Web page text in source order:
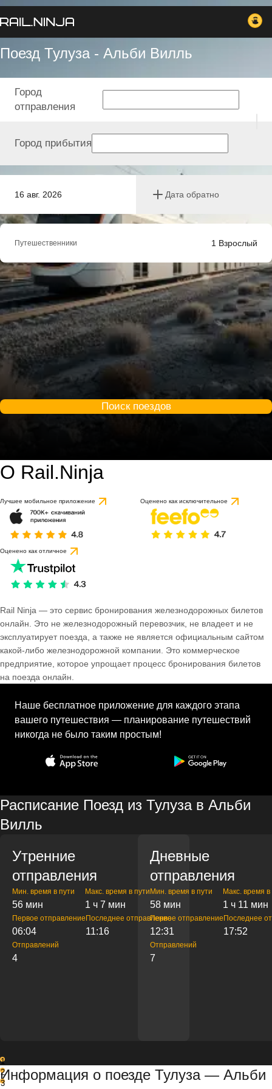
Поезд Тулуза - Альби Вилль
16 авг. 2026 Дата обратно
Город
отправления
Город прибытия
Путешественники 1 Взрослый
Поиск поездов
О Rail.Ninja
Лучшее мобильное приложение Оценено как исключительное
Оценено как отличное
Rail Ninja — это сервис бронирования железнодорожных билетов
онлайн. Это не железнодорожный перевозчик, не владеет и не
эксплуатирует поезда, а также не является официальным сайтом
какой-либо железнодорожной компании. Это коммерческое
предприятие, которое упрощает процесс бронирования билетов
на поезда онлайн.
Наше бесплатное приложение для каждого этапа
вашего путешествия — планирование путешествий
никогда не было таким простым!
Расписание Поезд из Тулуза в Альби
Вилль
Утренние
отправления
Мин. время в пути
56 мин
Макс. время в пути
1 ч 7 мин
Первое отправление
06:04
Последнее отправление
11:16
Отправлений
4
Дневные
отправления
Мин. время в пути
58 мин
Макс. время в
1 ч 11 мин
Первое отправление
12:31
Последнее
17:52
Отправлений
7
1
2
3
Информация о поезде Тулуза — Альби